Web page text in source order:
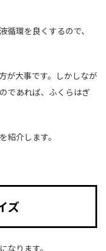
循環を良くするので、
が大事です。しかしなが
であれば、ふくらはぎ
紹介します。
ズ
なります。